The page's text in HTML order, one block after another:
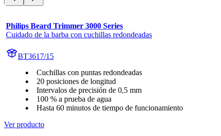
Philips Beard Trimmer 3000 Series
Cuidado de la barba con cuchillas redondeadas
BT3617/15
Cuchillas con puntas redondeadas
20 posiciones de longitud
Intervalos de precisión de 0,5 mm
100 % a prueba de agua
Hasta 60 minutos de tiempo de funcionamiento
Ver producto